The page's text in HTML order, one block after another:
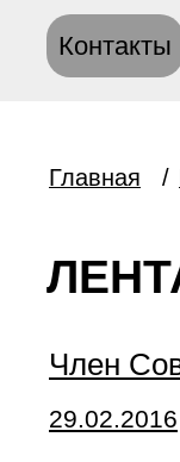
Контакты
Главная /
Член
29.02.2016